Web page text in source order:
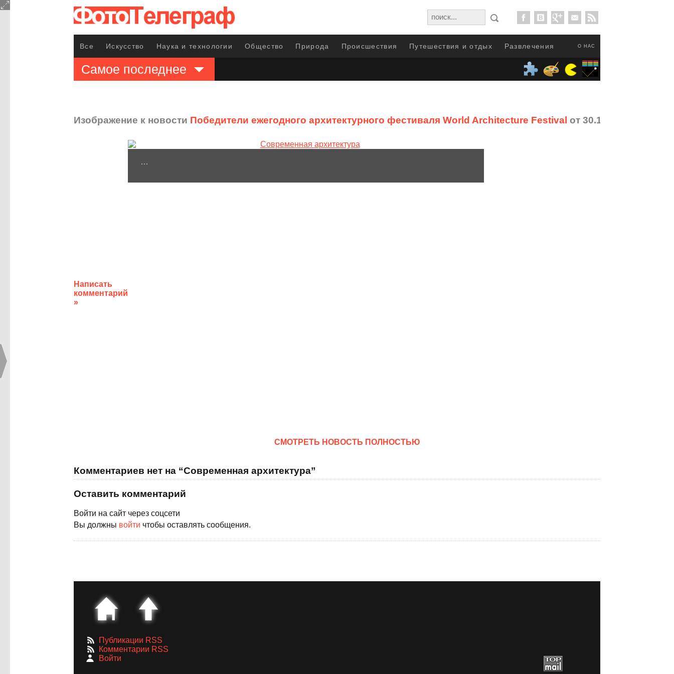
О НАС
Все Искусство Наука и технологии Общество Природа Происшествия Путешествия и отдых Развлечения
Самое последнее
Изображение к новости Победители ежегодного архитектурного фестиваля World Architecture Festival от 30.11.2015
Написать
комментарий
»
…
CМОТРЕТЬ НОВОСТЬ ПОЛНОСТЬЮ
Комментариев нет на “Современная архитектура”
Оставить комментарий
Войти на сайт через соцсети
Вы должны войти чтобы оставлять сообщения.
Публикации RSS
Комментарии RSS
Войти